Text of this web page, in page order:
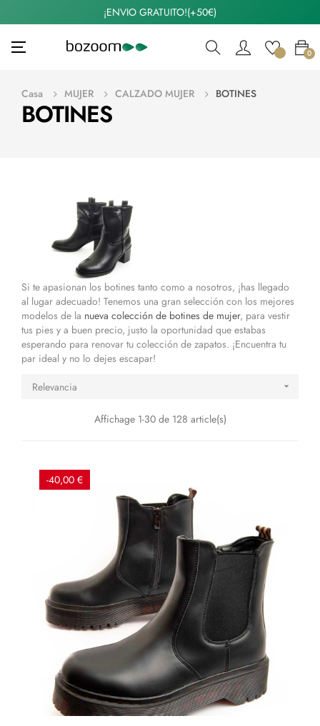
¡ENVIO GRATUITO!(+50€)
Navegación
☰ 0
BOTINES
Casa MUJER CALZADO MUJER BOTINES
Si te apasionan los botines tanto como a nosotros, ¡has llegado
al lugar adecuado! Tenemos una gran selección con los mejores
modelos de la nueva colección de botines de mujer, para vestir
tus pies y a buen precio, justo la oportunidad que estabas
esperando para renovar tu colección de zapatos. ¡Encuentra tu
par ideal y no lo dejes escapar!
Relevancia

Affichage 1-30 de 128 article(s)
-40,00 €